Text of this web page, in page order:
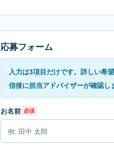
応募フォーム
入力は3項目だけです。詳しい希
信後に担当アドバイザーが確認し
お名前 必須